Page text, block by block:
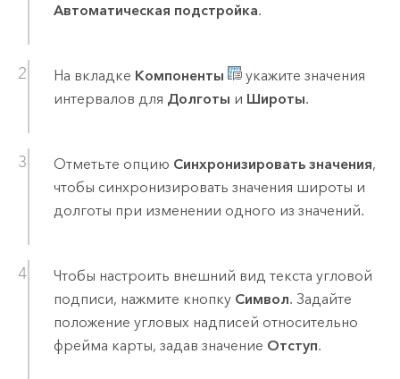
Автоматическая подстройка.
На вкладке Компоненты
укажите значения
интервалов для Долготы и Широты.
Отметьте опцию Синхронизировать значения,
чтобы синхронизировать значения широты и
долготы при изменении одного из значений.
Чтобы настроить внешний вид текста угловой
подписи, нажмите кнопку Символ. Задайте
положение угловых надписей относительно
фрейма карты, задав значение Отступ.